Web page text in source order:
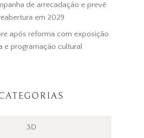
de arrecadação e prevê
em 2029
após reforma com exposição
e programação cultural
3D